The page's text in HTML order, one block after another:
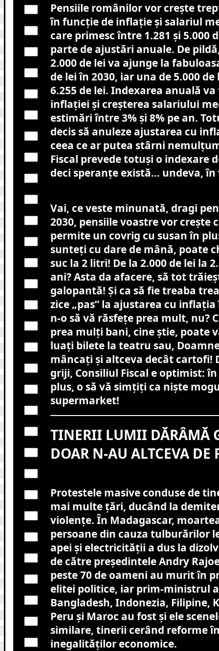
Pensiile românilor vor crește
în funcție de inflație și salariul
care primesc între 1.281 și 5.000
parte de ajustări anuale. De
2.000 de lei va ajunge la
de lei în 2030, iar una de 5.000
6.255 de lei. Indexarea anuală
inflației și creșterea salariului
estimări între 3% și 8% pe an.
decis să anuleze ajustarea cu
ceea ce ar putea stârni
Fiscal prevede totuși o indexare
deci speranțe există… undeva, în
Vai, ce veste minunată, dragi
2030, pensiile voastre vor crește
permite un covrig cu susan în
sunteți cu dare de mână, poate
suc la 2 litri! De la 2.000 de lei la
ani? Asta da afacere, să tot
galopantă! Și ca să fie treaba
zice „pas” la ajustarea cu inflația
n-o să vă răsfețe prea mult, nu?
prea mulți bani, cine știe, poate
luați bilete la teatru sau,
mâncați și altceva decât cartofi!
griji, Consiliul Fiscal e optimist: în
plus, o să vă simțiți ca niște
supermarket!
TINERII LUMII DĂRÂMĂ
DOAR N-AU ALTCEVA DE
Protestele masive conduse de
mai multe țări, ducând la
violențe. În Madagascar,
persoane din cauza tulburărilor
apei și electricității a dus la
de către președintele Andry
peste 70 de oameni au murit în
elitei politice, iar prim-ministrul
Bangladesh, Indonezia, Filipine,
Peru și Maroc au fost și ele
similare, tinerii cerând reforme
inegalităților economice.